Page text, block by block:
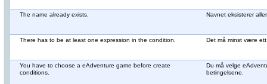
The name already exists. Navnet eksisterer
There has to be at least one expression in the condition. Det må minst være
You have to choose a eAdventure game before create
conditions.
Du må velge
betingelsene.